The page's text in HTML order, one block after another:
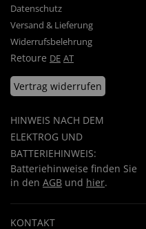
Datenschutz
Versand & Lieferung
Widerrufsbelehrung
Retoure DE AT
Vertrag widerrufen
HINWEIS NACH DEM
ELEKTROG UND
BATTERIEHINWEIS:
Batteriehinweise finden Sie
in den AGB und hier.
KONTAKT